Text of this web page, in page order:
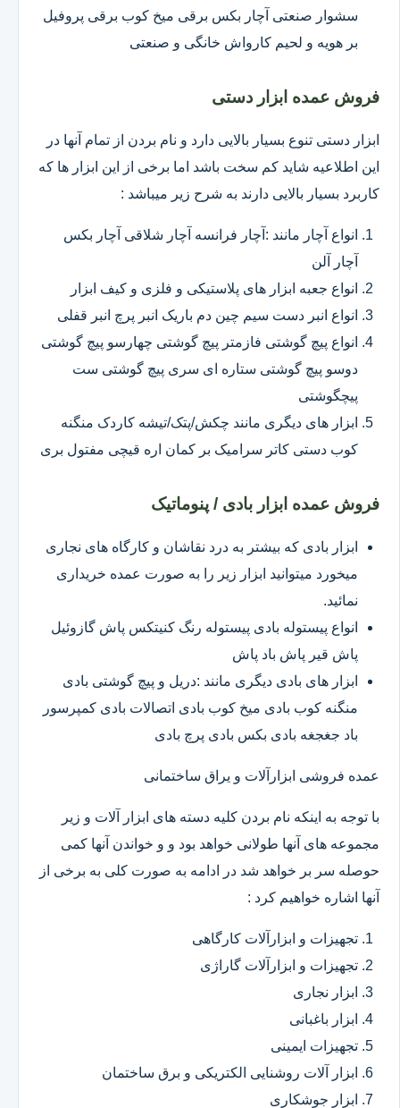
سشوار صنعتی آچار بکس برقی میخ کوب برقی پروفیل
بر هویه و لحیم کارواش خانگی و صنعتی
فروش عمده ابزار دستی
ابزار دستی تنوع بسیار بالایی دارد و نام بردن از تمام آنها در
این اطلاعیه شاید کم سخت باشد اما برخی از این ابزار ها که
کاربرد بسیار بالایی دارند به شرح زیر میباشد :
انواع آچار مانند :آچار فرانسه آچار شلاقی آچار بکس
آچار آلن
انواع جعبه ابزار های پلاستیکی و فلزی و کیف ابزار
انواع انبر دست سیم چین دم باریک انبر پرچ انبر قفلی
انواع پیچ گوشتی فازمتر پیچ گوشتی چهارسو پیچ گوشتی
دوسو پیچ گوشتی ستاره ای سری پیچ گوشتی ست
پیچگوشتی
ابزار های دیگری مانند چکش/پتک/تیشه کاردک منگنه
کوب دستی کاتر سرامیک بر کمان اره قیچی مفتول بری
فروش عمده ابزار بادی / پنوماتیک
ابزار بادی که بیشتر به درد نقاشان و کارگاه های نجاری
میخورد میتوانید ابزار زیر را به صورت عمده خریداری
نمائید.
انواع پیستوله بادی پیستوله رنگ کنیتکس پاش گازوئیل
پاش قیر پاش باد پاش
ابزار های بادی دیگری مانند :دریل و پیچ گوشتی بادی
منگنه کوب بادی میخ کوب بادی اتصالات بادی کمپرسور
باد جغجغه بادی بکس بادی پرچ بادی
عمده فروشی ابزارآلات و یراق ساختمانی
با توجه به اینکه نام بردن کلیه دسته های ابزار آلات و زیر
مجموعه های آنها طولانی خواهد بود و و خواندن آنها کمی
حوصله سر بر خواهد شد در ادامه به صورت کلی به برخی از
آنها اشاره خواهیم کرد :
تجهیزات و ابزارآلات کارگاهی
تجهیزات و ابزارآلات گاراژی
ابزار نجاری
ابزار باغبانی
تجهیزات ایمینی
ابزار آلات روشنایی الکتریکی و برق ساختمان
ابزار جوشکاری